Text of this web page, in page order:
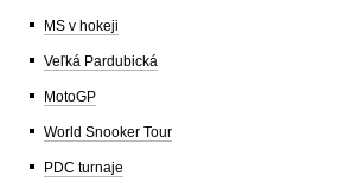
MS v hokeji
Veľká Pardubická
MotoGP
World Snooker Tour
PDC turnaje